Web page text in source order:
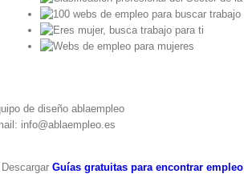
de diseño ablaempleo
info@ablaempleo.es
Guías gratuitas para encontrar empleo